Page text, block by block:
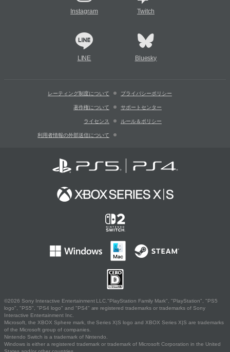
Instagram Twitch
LINE Bluesky
レーティング制度について プライバシーポリシー
著作権について サポートセンター
ライセンス ルール＆ポリシー
利用者情報の外部送信について
©2026 Sony Interactive Entertainment LLC."PlayStation Family Mark", "PlayStation", "PS5
logo", "PS5", "PS4 logo" and "PS4" are registered trademarks or trademarks of Sony
Interactive Entertainment Inc.
Microsoft, the XBOX Sphere mark, the Series X|S logo and XBOX Series X|S are trademarks
of the Microsoft group of companies.
Nintendo Switch is a trademark of Nintendo.
Windows is either a registered trademark or trademark of Microsoft Corporation in the United